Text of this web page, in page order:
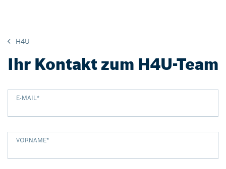
H4U
Ihr Kontakt zum H4U-Team
E-MAIL*
VORNAME*